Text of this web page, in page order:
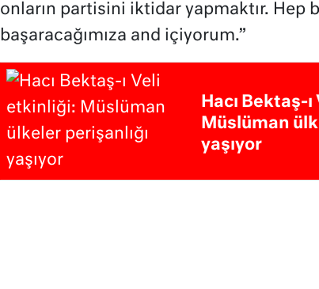
onların partisini iktidar yapmaktır. Hep
başaracağımıza and içiyorum.”
Hacı Bektaş-
Müslüman
yaşıyor